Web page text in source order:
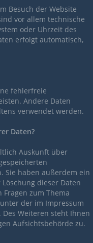
Besuch der Website
vor allem technische
oder Uhrzeit des
erfolgt automatisch,
fehlerfreie
Andere Daten
verwendet werden.
Daten?
Auskunft über
Sie haben außerdem ein
dieser Daten
zum Thema
der im Impressum
Weiteren steht Ihnen
Aufsichtsbehörde zu.